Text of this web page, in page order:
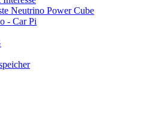
Neutrino Power Cube
- Car Pi